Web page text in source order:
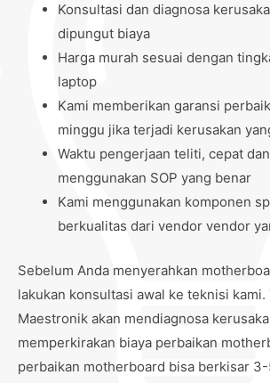
Konsultasi dan diagnosa
dipungut biaya
Harga murah sesuai dengan
laptop
Kami memberikan garansi
minggu jika terjadi kerusakan
Waktu pengerjaan teliti, cepat
menggunakan SOP yang benar
Kami menggunakan komponen
berkualitas dari vendor vendor
Sebelum Anda menyerahkan
lakukan konsultasi awal ke teknisi kami.
Maestronik akan mendiagnosa
memperkirakan biaya perbaikan
perbaikan motherboard bisa berkisar